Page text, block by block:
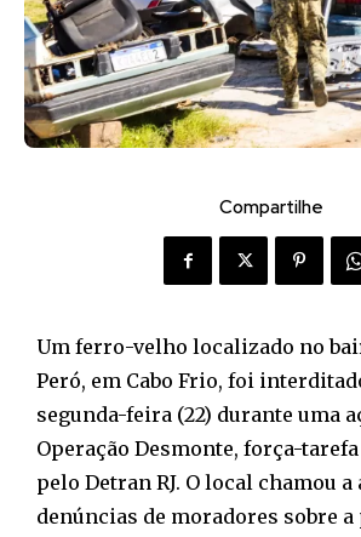
Compartilhe
Um ferro-velho localizado no
Peró, em Cabo Frio, foi
segunda-feira (22) durante uma
Operação Desmonte, força-
pelo Detran RJ. O local chamou a
denúncias de moradores sobre a